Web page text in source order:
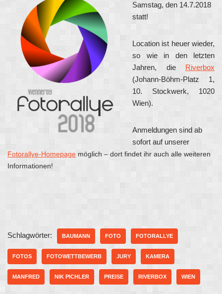
Samstag, den 14.7.2018
statt!
Location ist heuer wieder,
so wie in den letzten
Jahren, die Riverbox
(Johann-Böhm-Platz 1,
10. Stockwerk, 1020
Wien).
Anmeldungen sind ab
sofort auf unserer
Fotorallye-Homepage möglich – dort findet ihr auch alle weiteren
Informationen!
Schlagwörter: BAUMANN FOTO FOTORALLYE
FOTOS FOTOWETTBEWERB JURY KAMERA
MANFRED NIK PICHLER PREISE RIVERBOX WIEN